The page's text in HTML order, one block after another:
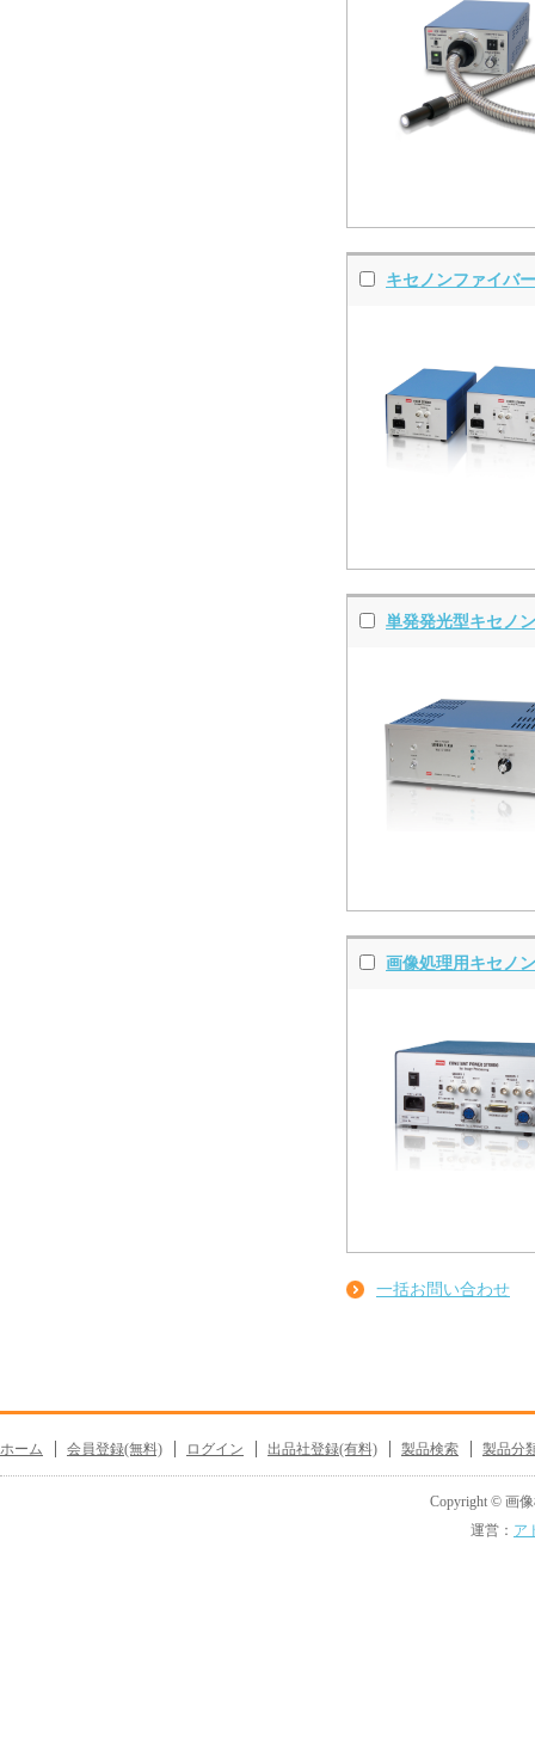
キセノンファイバ
単発発光型キセノ
画像処理用キセノ
一括お問い合わせ
ホーム 会員登録(無料) ログイン 出品社登録(有料) 製品検索 製品分
Copyright © 画像
運営： ア